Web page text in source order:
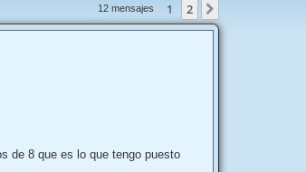
12 mensajes 1 2
de 8 que es lo que tengo puesto